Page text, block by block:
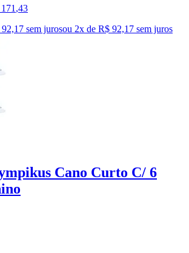
171 ,43
sem jurosou 2x de R$ 92,17 sem juros
Cano Curto C/ 6